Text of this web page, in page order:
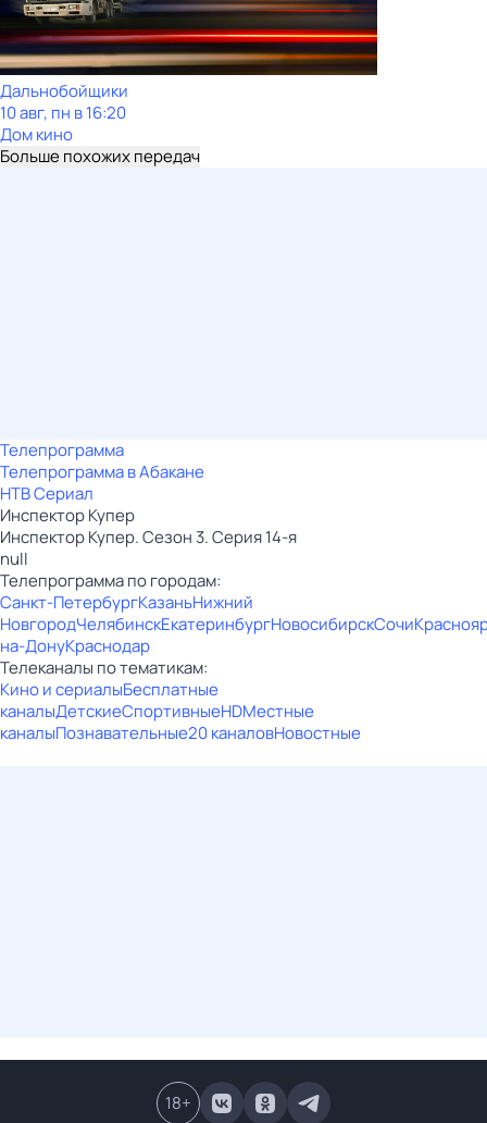
Дальнобойщики
10 авг, пн в 16:20
Дом кино
Больше похожих передач
Телепрограмма
Телепрограмма в Абакане
НТВ Сериал
Инспектор Купер
Инспектор Купер. Сезон 3. Серия 14-я
null
Телепрограмма по городам:
Санкт-ПетербургКазаньНижний
НовгородЧелябинскЕкатеринбургНовосибирскСочи
на-ДонуКраснодар
Телеканалы по тематикам:
Кино и сериалыБесплатные
каналыДетскиеСпортивныеHDМестные
каналыПознавательные20 каналовНовостные
18+